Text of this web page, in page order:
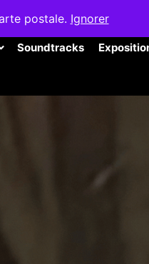
postale. Ignorer
Soundtracks